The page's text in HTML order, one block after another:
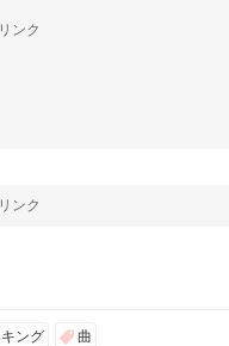
ンク
ンク
ング 曲